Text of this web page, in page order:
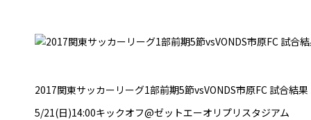
2017関東サッカーリーグ1部前期5節vsVONDS市原FC 試合結果
5/21(日)14:00キックオフ@ゼットエーオリプリスタジアム